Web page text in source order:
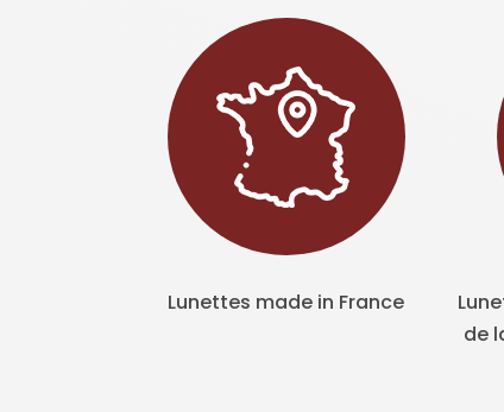
Lunettes made in France
de